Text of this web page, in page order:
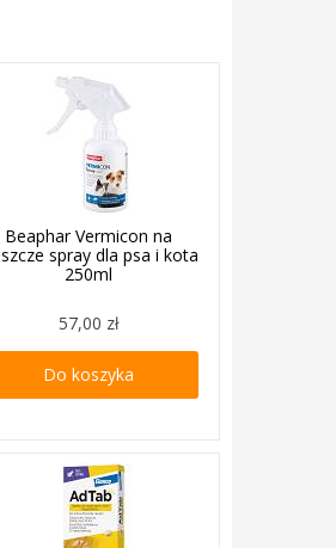
Beaphar Vermicon na
spray dla psa i kota
250ml
57,00 zł
Do koszyka